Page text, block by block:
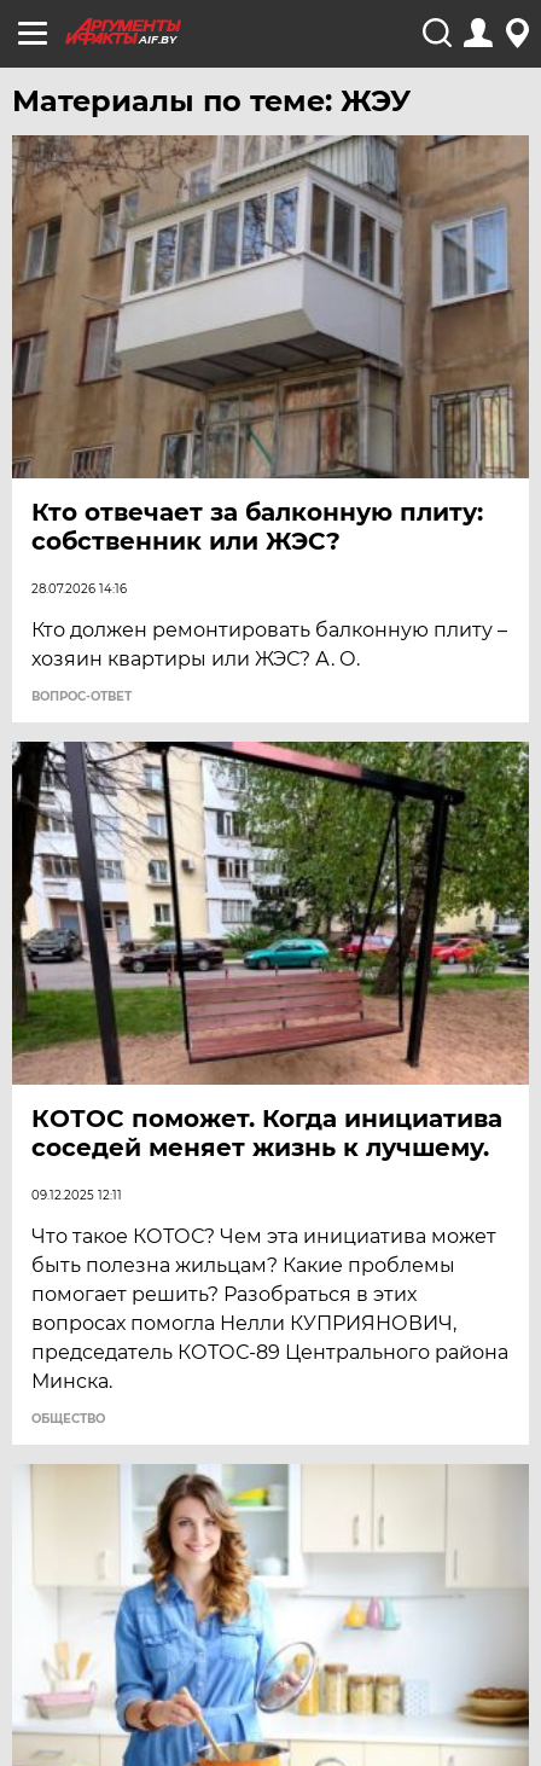
AIF.BY
Материалы по теме: ЖЭУ
Кто отвечает за балконную плиту:
собственник или ЖЭС?
28.07.2026 14:16
Кто должен ремонтировать балконную плиту –
хозяин квартиры или ЖЭС? А. О.
ВОПРОС-ОТВЕТ
КОТОС поможет. Когда инициатива
соседей меняет жизнь к лучшему.
09.12.2025 12:11
Что такое КОТОС? Чем эта инициатива может
быть полезна жильцам? Какие проблемы
помогает решить? Разобраться в этих
вопросах помогла Нелли КУПРИЯНОВИЧ,
председатель КОТОС-89 Центрального района
Минска.
ОБЩЕСТВО